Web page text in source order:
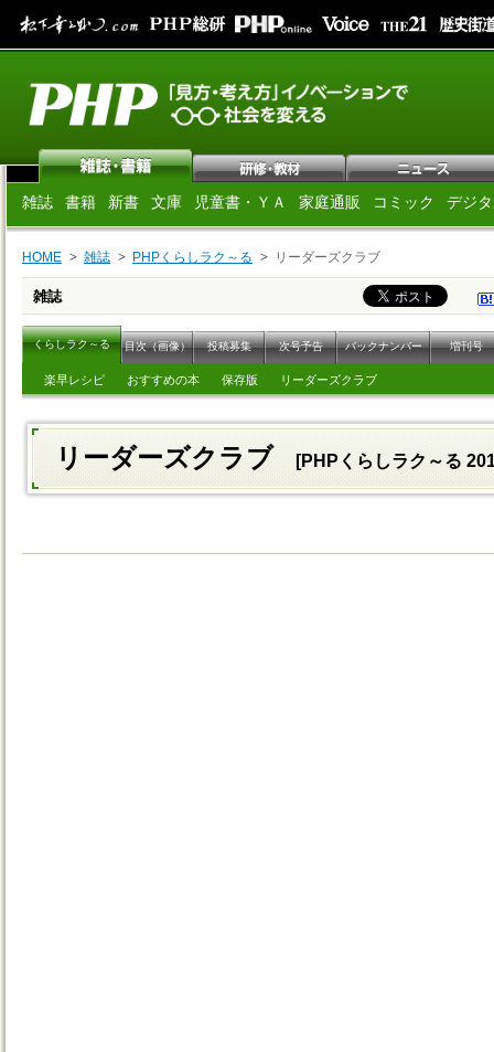
雑誌 書籍 新書 文庫 児童書・ＹＡ 家庭通販 コミック デジ
HOME 雑誌 PHPくらしラク～る リーダーズクラブ
雑誌
くらしラク～る 目次（画像） 投稿募集 次号予告 バックナンバー 増刊号
楽早レシピ おすすめの本 保存版 リーダーズクラブ
リーダーズクラブ [PHPくらしラク～る